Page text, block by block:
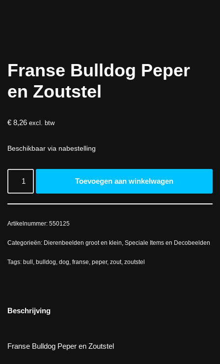
Franse Bulldog Peper
en Zoutstel
€ 8,26 excl. btw
Beschikbaar via nabestelling
Toevoegen aan winkelwagen
Artikelnummer: 550125
Categorieën: Dierenbeelden groot en klein Speciale Items en Decobeelden
Tags: bull bulldog dog franse peper, zout, zoutstel
Beschrijving
Franse Bulldog Peper en Zoutstel